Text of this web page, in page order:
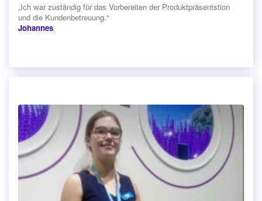
„Ich war zuständig für das Vorbereiten der Produktpräsentstion
und die Kundenbetreuung.“
Johannes